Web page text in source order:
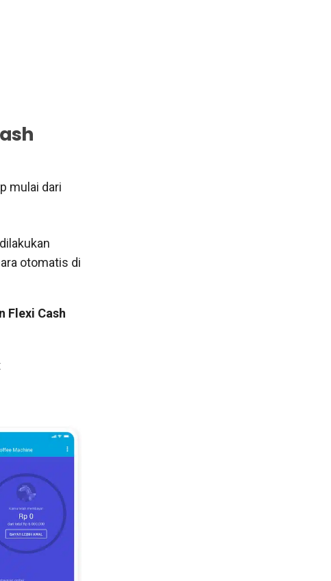
mulai dari
otomatis di
Flexi Cash